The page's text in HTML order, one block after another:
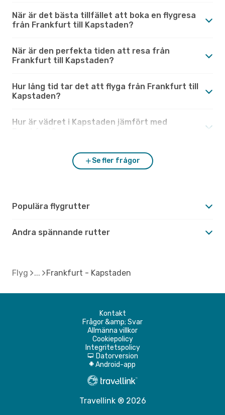
När är det bästa tillfället att boka en flygresa
från Frankfurt till Kapstaden?
När är den perfekta tiden att resa från
Frankfurt till Kapstaden?
Hur lång tid tar det att flyga från Frankfurt till
Kapstaden?
Hur är vädret i Kapstaden jämfört med
Se fler frågor
Populära flygrutter
Andra spännande rutter
Flyg Frankfurt - Kapstaden
Kontakt
Frågor &amp; Svar
Allmänna villkor
Cookiepolicy
Integritetspolicy
d Datorversion
A Android-app
Travellink ® 2026